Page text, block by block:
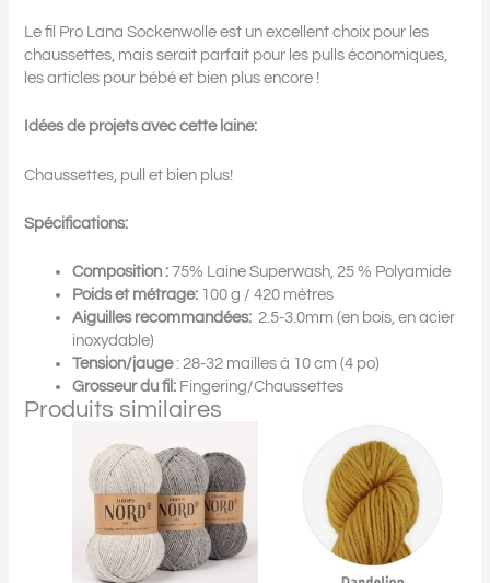
Le fil Pro Lana Sockenwolle est un excellent choix pour les
chaussettes, mais serait parfait pour les pulls économiques,
les articles pour bébé et bien plus encore !
Idées de projets avec cette laine:
Chaussettes, pull et bien plus!
Spécifications:
Composition : 75% Laine Superwash, 25 % Polyamide
Poids et métrage: 100 g / 420 mètres
Aiguilles recommandées: 2.5-3.0mm (en bois, en acier
inoxydable)
Tension/jauge: 28-32 mailles à 10 cm (4 po)
Grosseur du fil: Fingering/Chaussettes
Produits similaires
produit
a
plusieurs
variations.
Les
options
produit
a
plusieurs
variations.
Les
options